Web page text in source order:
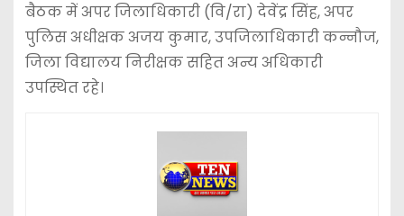
बैठक में अपर जिलाधिकारी (वि/रा) देवेंद्र सिंह, अपर
पुलिस अधीक्षक अजय कुमार, उपजिलाधिकारी कन्नौज,
जिला विद्यालय निरीक्षक सहित अन्य अधिकारी
उपस्थित रहे।